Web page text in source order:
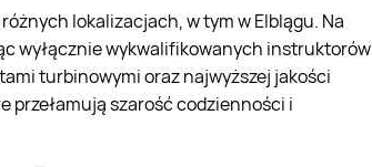
lokalizacjach, w tym w Elblągu. Na
wyłącznie wykwalifikowanych instruktorów
turbinowymi oraz najwyższej jakości
przełamują szarość codzienności i